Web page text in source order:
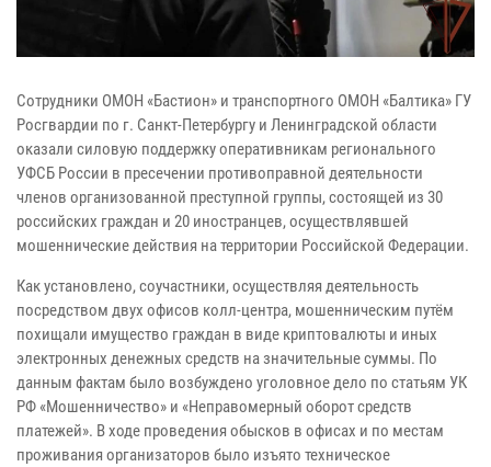
Сотрудники ОМОН «Бастион» и транспортного ОМОН «Балтика» ГУ
Росгвардии по г. Санкт-Петербургу и Ленинградской области
оказали силовую поддержку оперативникам регионального
УФСБ России в пресечении противоправной деятельности
членов организованной преступной группы, состоящей из 30
российских граждан и 20 иностранцев, осуществлявшей
мошеннические действия на территории Российской Федерации.
Как установлено, соучастники, осуществляя деятельность
посредством двух офисов колл-центра, мошенническим путём
похищали имущество граждан в виде криптовалюты и иных
электронных денежных средств на значительные суммы. По
данным фактам было возбуждено уголовное дело по статьям УК
РФ «Мошенничество» и «Неправомерный оборот средств
платежей». В ходе проведения обысков в офисах и по местам
проживания организаторов было изъято техническое